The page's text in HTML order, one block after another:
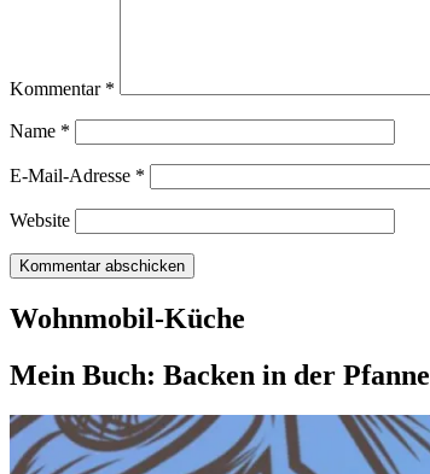
Kommentar *
Name *
E-Mail-Adresse *
Website
Wohnmobil-Küche
Mein Buch: Backen in der Pfanne